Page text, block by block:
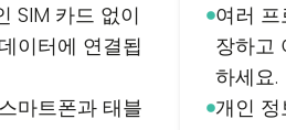
SIM 카드 없이
이터에 연결됩
마트폰과 태블
여러
장하고
하세요.
개인